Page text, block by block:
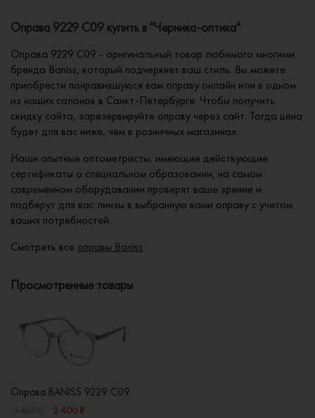
Оправа 9229 C09 купить в "Черника-оптика"
Оправа 9229 C09 - оригинальный товар любимого многими
бренда Baniss, который подчеркнет ваш стиль. Вы можете
приобрести понравившуюся вам оправу онлайн или в одном
из наших салонов в Санкт-Петербурге. Чтобы получить
скидку сайта, зарезервируйте оправу через сайт. Тогда цена
будет для вас ниже, чем в розничных магазинах.
Наши опытные оптометристы, имеющие действующие
сертификаты о специальном образовании, на самом
современном оборудовании проверят ваше зрение и
подберут для вас линзы в выбранную вами оправу с учетом
ваших потребностей.
Смотреть все оправы Baniss
Просмотренные товары
Оправа BANISS 9229 C09
2 400 ₽